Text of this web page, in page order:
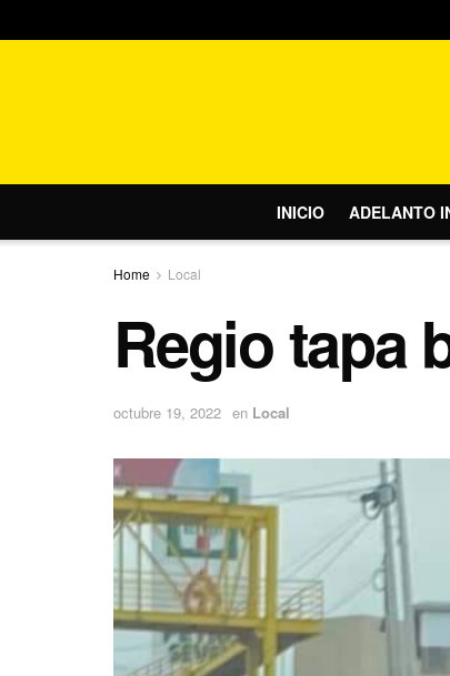
INICIO ADELANTO
Home Local
Regio tapa
octubre 19, 2022 en Local